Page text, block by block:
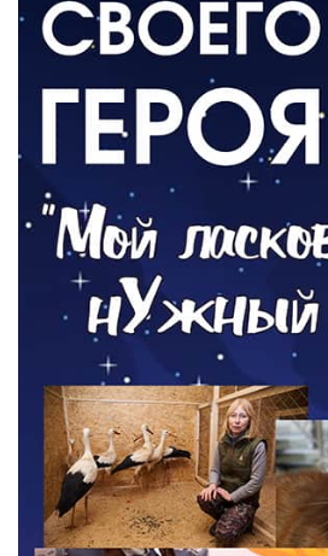
06.08.2026
Новый настил на экотропе
05.08.2026